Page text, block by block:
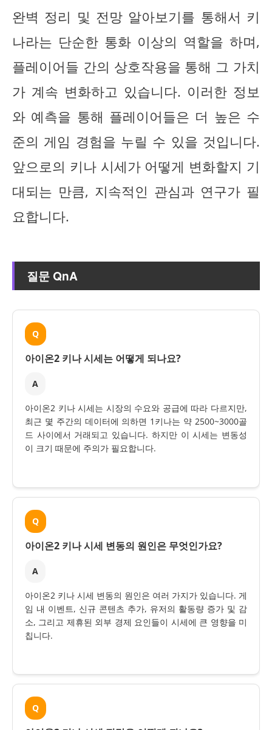
완벽 정리 및 전망 알아보기를 통해서 키
나라는 단순한 통화 이상의 역할을 하며,
플레이어들 간의 상호작용을 통해 그 가치
가 계속 변화하고 있습니다. 이러한 정보
와 예측을 통해 플레이어들은 더 높은 수
준의 게임 경험을 누릴 수 있을 것입니다.
앞으로의 키나 시세가 어떻게 변화할지 기
대되는 만큼, 지속적인 관심과 연구가 필
요합니다.
질문 QnA
Q
아이온2 키나 시세는 어떻게 되나요?
A
아이온2 키나 시세는 시장의 수요와 공급에 따라 다르지만,
최근 몇 주간의 데이터에 의하면 1키나는 약 2500~3000골
드 사이에서 거래되고 있습니다. 하지만 이 시세는 변동성
이 크기 때문에 주의가 필요합니다.
Q
아이온2 키나 시세 변동의 원인은 무엇인가요?
A
아이온2 키나 시세 변동의 원인은 여러 가지가 있습니다. 게
임 내 이벤트, 신규 콘텐츠 추가, 유저의 활동량 증가 및 감
소, 그리고 제휴된 외부 경제 요인들이 시세에 큰 영향을 미
칩니다.
Q